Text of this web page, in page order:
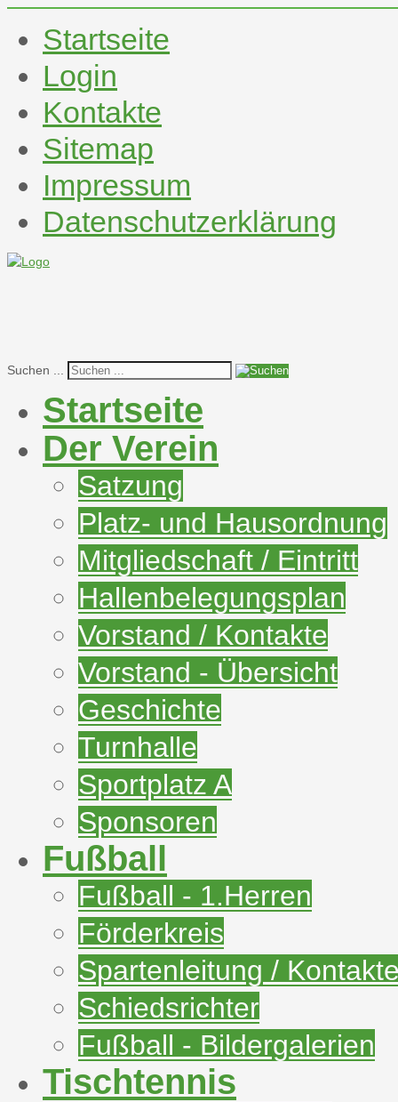
Startseite
Login
Kontakte
Sitemap
Impressum
Datenschutzerklärung
Suchen ...
Startseite
Der Verein
Satzung
Platz- und Hausordnung
Mitgliedschaft / Eintritt
Hallenbelegungsplan
Vorstand / Kontakte
Vorstand - Übersicht
Geschichte
Turnhalle
Sportplatz A
Sponsoren
Fußball
Fußball - 1.Herren
Förderkreis
Spartenleitung /
Schiedsrichter
Fußball - Bildergalerien
Tischtennis